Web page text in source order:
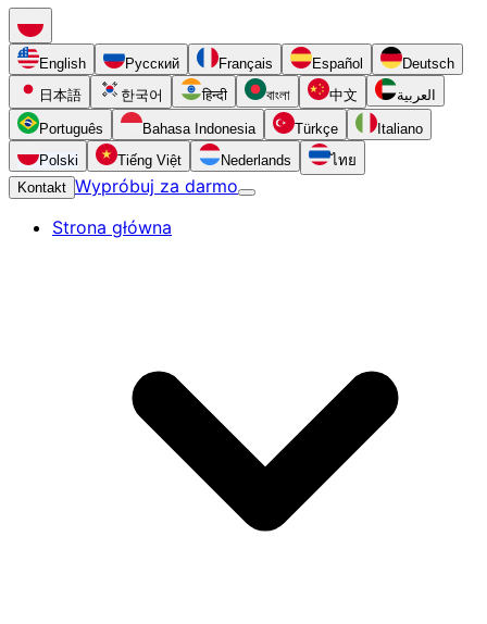
English Русский Français Español
Deutsch
日本語
한국어 हिन्दी বাংলা 中文 العربية
Português Bahasa Indonesia Türkçe
Italiano
Polski
Tiếng Việt Nederlands
ไทย
Kontakt Wypróbuj za darmo
Strona główna